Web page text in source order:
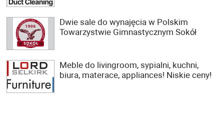
Dwie sale do wynajęcia w Polskim
Towarzystwie Gimnastycznym Sokół
Meble do livingroom, sypialni, kuchni,
biura, materace, appliances! Niskie ceny!